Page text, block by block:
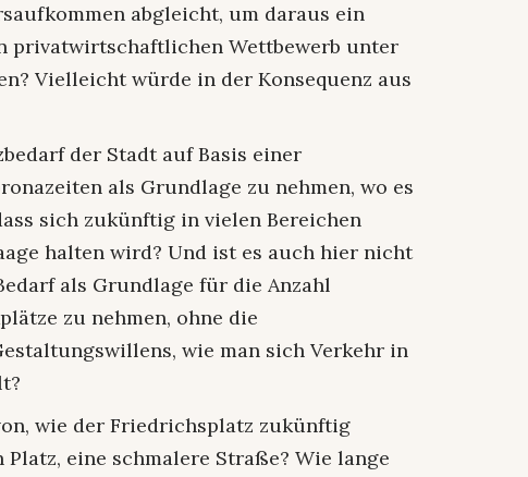
abgleicht, um daraus ein
privatwirtschaftlichen Wettbewerb unter
Vielleicht würde in der Konsequenz aus
der Stadt auf Basis einer
als Grundlage zu nehmen, wo es
sich zukünftig in vielen Bereichen
halten wird? Und ist es auch hier nicht
als Grundlage für die Anzahl
zu nehmen, ohne die
wie man sich Verkehr in
wie der Friedrichsplatz zukünftig
eine schmalere Straße? Wie lange